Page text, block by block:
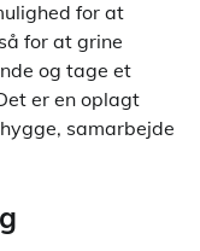
for at
for at grine
og tage et
er en oplagt
samarbejde